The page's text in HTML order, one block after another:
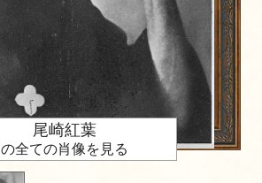
尾崎紅葉
の全ての肖像を見る